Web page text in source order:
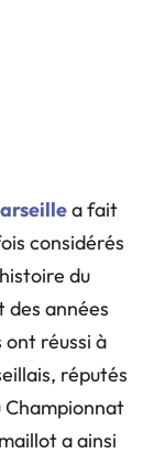
a fait
considérés
du
des années
ont réussi à
réputés
Championnat
a ainsi